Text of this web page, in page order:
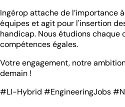
Ingérop attache de l’importance
équipes et agit pour l'insertion
handicap. Nous étudions chaque
compétences égales.
Votre engagement, notre
demain !
#LI-Hybrid #EngineeringJobs